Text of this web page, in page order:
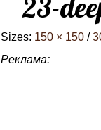
23-
Sizes: 150 × 150 /
Реклама: